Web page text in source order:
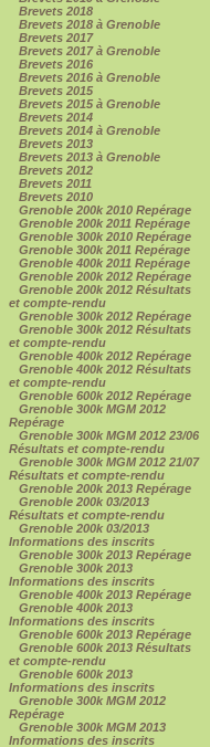
Brevets 2018
Brevets 2018 à Grenoble
Brevets 2017
Brevets 2017 à Grenoble
Brevets 2016
Brevets 2016 à Grenoble
Brevets 2015
Brevets 2015 à Grenoble
Brevets 2014
Brevets 2014 à Grenoble
Brevets 2013
Brevets 2013 à Grenoble
Brevets 2012
Brevets 2011
Brevets 2010
Grenoble 200k 2010 Repérage
Grenoble 200k 2011 Repérage
Grenoble 300k 2010 Repérage
Grenoble 300k 2011 Repérage
Grenoble 400k 2011 Repérage
Grenoble 200k 2012 Repérage
Grenoble 200k 2012 Résultats
et compte-rendu
Grenoble 300k 2012 Repérage
Grenoble 300k 2012 Résultats
et compte-rendu
Grenoble 400k 2012 Repérage
Grenoble 400k 2012 Résultats
et compte-rendu
Grenoble 600k 2012 Repérage
Grenoble 300k MGM 2012
Repérage
Grenoble 300k MGM 2012 23/06
Résultats et compte-rendu
Grenoble 300k MGM 2012 21/07
Résultats et compte-rendu
Grenoble 200k 2013 Repérage
Grenoble 200k 03/2013
Résultats et compte-rendu
Grenoble 200k 03/2013
Informations des inscrits
Grenoble 300k 2013 Repérage
Grenoble 300k 2013
Informations des inscrits
Grenoble 400k 2013 Repérage
Grenoble 400k 2013
Informations des inscrits
Grenoble 600k 2013 Repérage
Grenoble 600k 2013 Résultats
et compte-rendu
Grenoble 600k 2013
Informations des inscrits
Grenoble 300k MGM 2012
Repérage
Grenoble 300k MGM 2013
Informations des inscrits